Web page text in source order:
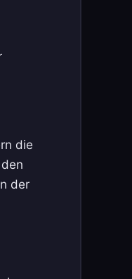
die
der